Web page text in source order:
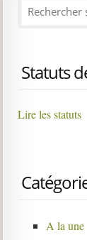
Statuts
Lire les statuts
A la une